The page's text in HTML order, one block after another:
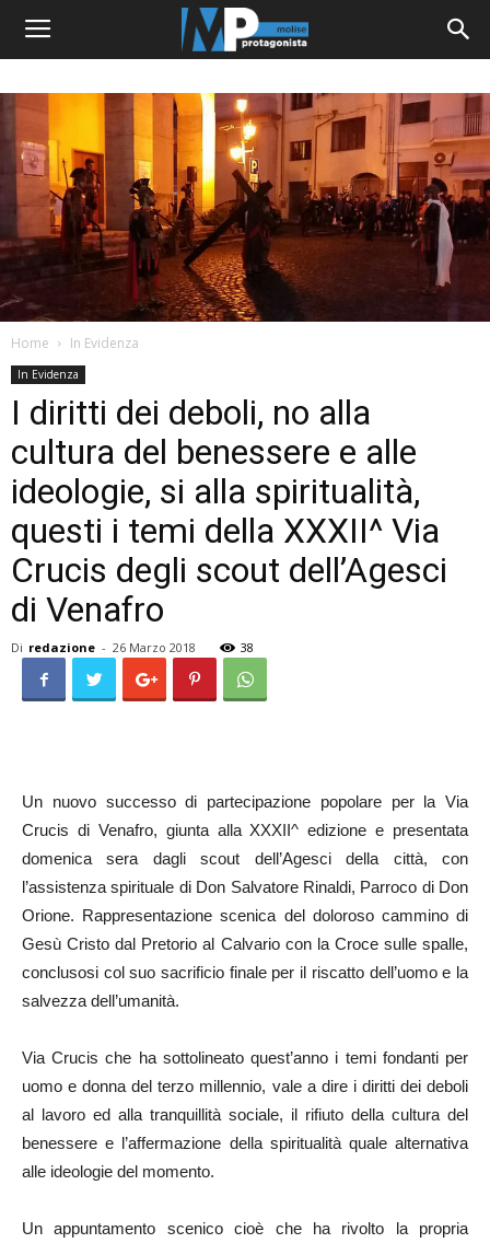
Home In Evidenza
In Evidenza
I diritti dei deboli, no alla
cultura del benessere e alle
ideologie, si alla spiritualità,
questi i temi della XXXII^ Via
Crucis degli scout dell’Agesci
di Venafro
Di redazione - 26 Marzo 2018 38
Un nuovo successo di partecipazione popolare per la Via
Crucis di Venafro, giunta alla XXXII^ edizione e presentata
domenica sera dagli scout dell’Agesci della città, con
l’assistenza spirituale di Don Salvatore Rinaldi, Parroco di Don
Orione. Rappresentazione scenica del doloroso cammino di
Gesù Cristo dal Pretorio al Calvario con la Croce sulle spalle,
conclusosi col suo sacrificio finale per il riscatto dell’uomo e la
salvezza dell’umanità.
Via Crucis che ha sottolineato quest’anno i temi fondanti per
uomo e donna del terzo millennio, vale a dire i diritti dei deboli
al lavoro ed alla tranquillità sociale, il rifiuto della cultura del
benessere e l’affermazione della spiritualità quale alternativa
alle ideologie del momento.
Un appuntamento scenico cioè che ha rivolto la propria